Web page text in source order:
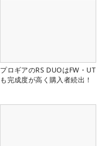
プロギアのRS DUOはFW・UT
も完成度が高く購入者続出！